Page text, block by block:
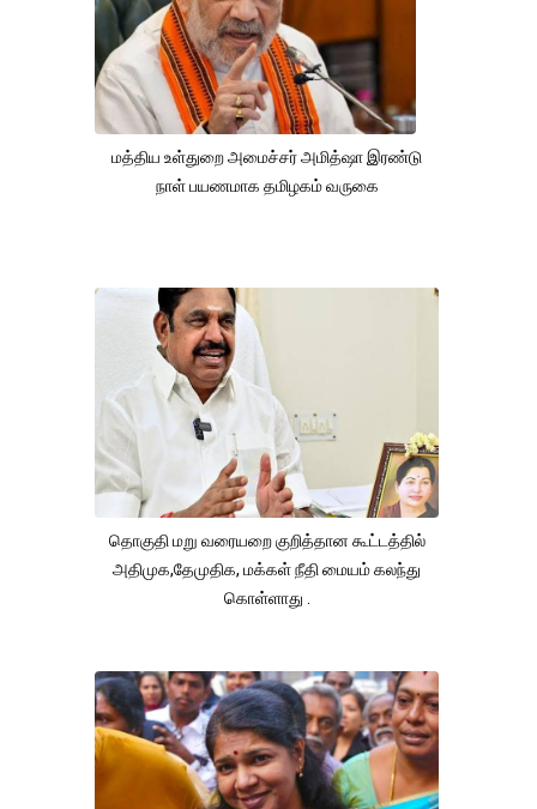
மத்திய உள்துறை அமைச்சர் அமித்ஷா இரண்டு
நாள் பயணமாக தமிழகம் வருகை
தொகுதி மறு வரையறை குறித்தான கூட்டத்தில்
அதிமுக,தேமுதிக, மக்கள் நீதி மையம் கலந்து
கொள்ளாது .